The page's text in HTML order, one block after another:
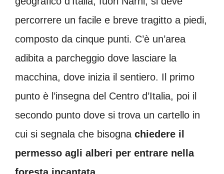
percorrere un facile e breve tragitto a piedi,
composto da cinque punti. C’è un’area
adibita a parcheggio dove lasciare la
macchina, dove inizia il sentiero. Il primo
punto è l’insegna del Centro d’Italia, poi il
secondo punto dove si trova un cartello in
cui si segnala che bisogna chiedere il
permesso agli alberi per entrare nella